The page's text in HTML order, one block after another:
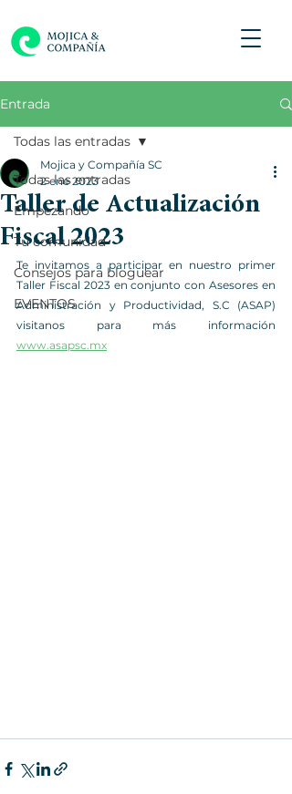
Entrada
Todas las entradas
Empezando
Tu comunidad
Consejos para bloguear
EVENTOS
Todas las entradas
Taller de Actualización
Fiscal 2023
Mojica y Compañía SC
2 ene 2023
Te invitamos a participar en nuestro primer
Taller Fiscal 2023 en conjunto con Asesores en
Administración y Productividad, S.C (ASAP)
www.asapsc.mx